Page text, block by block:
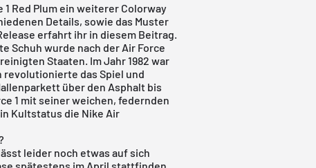
Red Plum ein weiterer Colorway
Details, sowie das Muster
erfahrt ihr in diesem Beitrag.
Schuh wurde nach der Air Force
Staaten. Im Jahr 1982 war
revolutionierte das Spiel und
über den Asphalt bis
1 mit seiner weichen, federnden
Kultstatus die Nike Air
leider noch etwas auf sich